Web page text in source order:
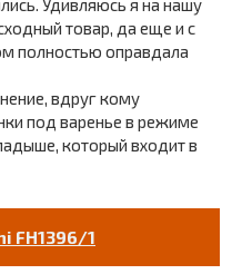
Удивляюсь я на нашу
товар, да еще и с
полностью оправдала
вдруг кому
под варенье в режиме
который входит в
FH1396/1